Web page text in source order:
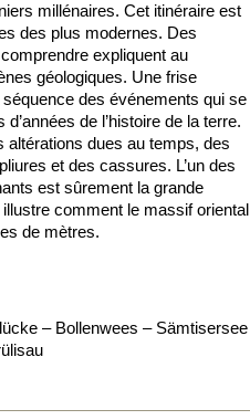
millénaires. Cet itinéraire est
des plus modernes. Des
expliquent au
géologiques. Une frise
des événements qui se
de l’histoire de la terre.
dues au temps, des
et des cassures. L’un des
est sûrement la grande
comment le massif oriental
de mètres.
– Bollenwees – Sämtisersee